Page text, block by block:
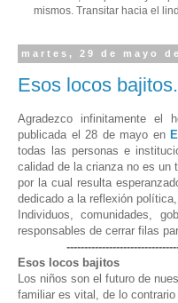
mismos. Transitar hacia el
martes, 29 de mayo
Esos locos
Agradezco infinitamente el
publicada el 28 de mayo en
todas las personas e
calidad de la crianza no es un
por la cual resulta
dedicado a la reflexión
Individuos, comunidades,
responsables de cerrar filas
Esos locos bajitos
Los niños son el futuro de
familiar es vital, de lo